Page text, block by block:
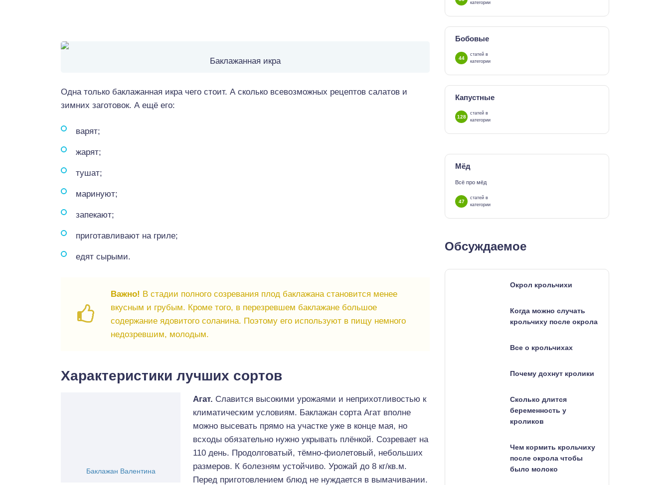
Баклажанная икра
Одна только баклажанная икра чего стоит. А сколько всевозможных рецептов салатов и
зимних заготовок. А ещё его:
варят;
жарят;
тушат;
маринуют;
запекают;
приготавливают на гриле;
едят сырыми.
Важно! В стадии полного созревания плод баклажана становится менее
вкусным и грубым. Кроме того, в перезревшем баклажане большое
содержание ядовитого соланина. Поэтому его используют в пищу немного
недозревшим, молодым.
Характеристики лучших сортов
Баклажан Валентина
Агат. Славится высокими урожаями и неприхотливостью к
климатическим условиям. Баклажан сорта Агат вполне
можно высевать прямо на участке уже в конце мая, но
всходы обязательно нужно укрывать плёнкой. Созревает на
110 день. Продолговатый, тёмно-фиолетовый, небольших
размеров. К болезням устойчиво. Урожай до 8 кг/кв.м.
Перед приготовлением блюд не нуждается в вымачивании.
категории
Бобовые
44
статей в
категории
Капустные
128
статей в
категории
Мёд
Всё про мёд
47
статей в
категории
Обсуждаемое
Окрол крольчихи
Когда можно случать
крольчиху после окрола
Все о крольчихах
Почему дохнут кролики
Сколько длится
беременность у
кроликов
Чем кормить крольчиху
после окрола чтобы
было молоко